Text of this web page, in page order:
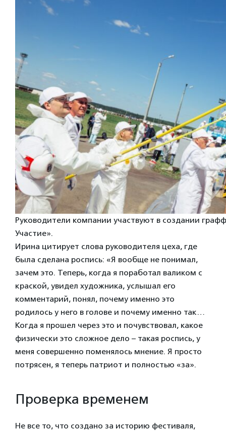
Руководители компании участвуют в создании
Участие».
Ирина цитирует слова руководителя цеха, где
была сделана роспись: «Я вообще не понимал,
зачем это. Теперь, когда я поработал валиком с
краской, увидел художника, услышал его
комментарий, понял, почему именно это
родилось у него в голове и почему именно так…
Когда я прошел через это и почувствовал, какое
физически это сложное дело – такая роспись, у
меня совершенно поменялось мнение. Я просто
потрясен, я теперь патриот и полностью «за».
Проверка временем
Не все то, что создано за историю фестиваля,